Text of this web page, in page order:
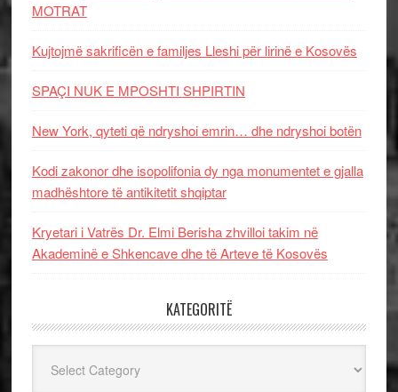
MOTRAT
Kujtojmë sakrificën e familjes Lleshi për lirinë e Kosovës
SPAÇI NUK E MPOSHTI SHPIRTIN
New York, qyteti që ndryshoi emrin… dhe ndryshoi botën
Kodi zakonor dhe isopolifonia dy nga monumentet e gjalla
madhështore të antikitetit shqiptar
Kryetari i Vatrës Dr. Elmi Berisha zhvilloi takim në
Akademinë e Shkencave dhe të Arteve të Kosovës
KATEGORITË